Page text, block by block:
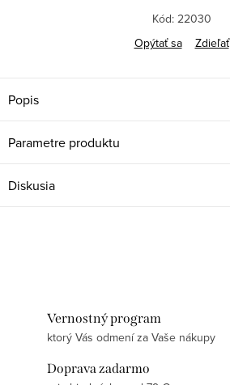
Kód: 22030
Opýtať sa
Zdieľať
Popis
Parametre produktu
Diskusia
Vernostný program
ktorý Vás odmení za Vaše nákupy
Doprava zadarmo